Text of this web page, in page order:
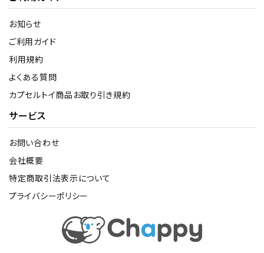
お知らせ
ご利用ガイド
利用規約
よくある質問
カプセルトイ商品お取り引き規約
サービス
お問い合わせ
会社概要
特定商取引法表示について
プライバシーポリシー